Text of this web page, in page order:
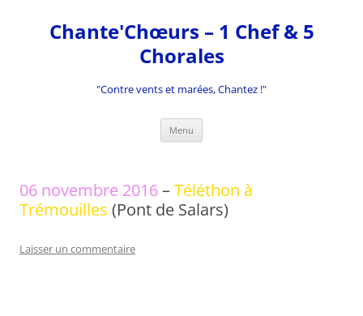
contenuChante'Chœurs – 1 Chef & 5
Chorales
"Contre vents et marées, Chantez !"
Menu
06 novembre 2016–Téléthon à
Trémouilles (Pont de Salars)
Laisser un commentaire